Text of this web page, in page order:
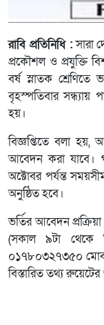
রাবি প্রতিনিধি :সারা
প্রকৌশল ও প্রযুক্তি
বর্ষ স্নাতক
বৃহস্পতিবার সন্ধ্যায়
হয়।
বিজ্ঞপ্তিতে বলা হয়,
আবেদন করা
অক্টোবর পর্যন্ত
অনুষ্ঠিত হবে।
ভর্তির আবেদন
(সকাল ৯টা থেকে
০১৭৮০৩২৭৩৫০
বিস্তারিত তথ্য